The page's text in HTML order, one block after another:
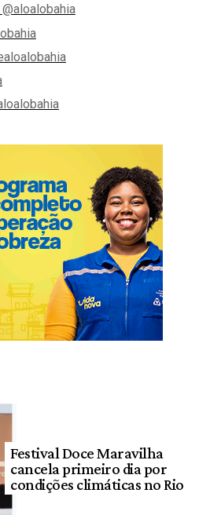
@aloalobahia
Festival Doce Maravilha
cancela primeiro dia por
condições climáticas no Rio